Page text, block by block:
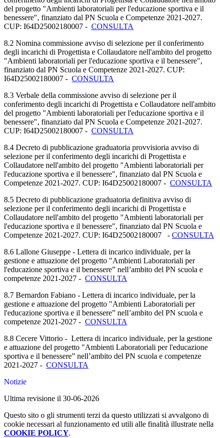
del progetto "Ambienti laboratoriali per l'educazione sportiva e il
benessere", finanziato dal PN Scuola e Competenze 2021-2027.
CUP: I64D25002180007 - CONSULTA
8.2 Nomina commissione avviso di selezione per il conferimento
degli incarichi di Progettista e Collaudatore nell'ambito del progetto
"Ambienti laboratoriali per l'educazione sportiva e il benessere",
finanziato dal PN Scuola e Competenze 2021-2027. CUP:
I64D25002180007 - CONSULTA
8.3 Verbale della commissione avviso di selezione per il
conferimento degli incarichi di Progettista e Collaudatore nell'ambito
del progetto "Ambienti laboratoriali per l'educazione sportiva e il
benessere", finanziato dal PN Scuola e Competenze 2021-2027.
CUP: I64D25002180007 - CONSULTA
8.4 Decreto di pubblicazione graduatoria provvisioria avviso di
selezione per il conferimento degli incarichi di Progettista e
Collaudatore nell'ambito del progetto "Ambienti laboratoriali per
l'educazione sportiva e il benessere", finanziato dal PN Scuola e
Competenze 2021-2027. CUP: I64D25002180007 - CONSULTA
8.5 Decreto di pubblicazione graduatoria definitiva avviso di
selezione per il conferimento degli incarichi di Progettista e
Collaudatore nell'ambito del progetto "Ambienti laboratoriali per
l'educazione sportiva e il benessere", finanziato dal PN Scuola e
Competenze 2021-2027. CUP: I64D25002180007 - CONSULTA
8.6 Lallone Giuseppe - Lettera di incarico individuale, per la
gestione e attuazione del progetto "Ambienti Laboratoriali per
l'educazione sportiva e il benessere” nell’ambito del PN scuola e
competenze 2021-2027 - CONSULTA
8.7 Bernardon Fabiano - Lettera di incarico individuale, per la
gestione e attuazione del progetto "Ambienti Laboratoriali per
l'educazione sportiva e il benessere” nell’ambito del PN scuola e
competenze 2021-2027 - CONSULTA
8.8 Cecere Vittorio - Lettera di incarico individuale, per la gestione
e attuazione del progetto "Ambienti Laboratoriali per l'educazione
sportiva e il benessere” nell’ambito del PN scuola e competenze
2021-2027 - CONSULTA
Notizie
Ultima revisione il 30-06-2026
Questo sito o gli strumenti terzi da questo utilizzati si avvalgono di
cookie necessari al funzionamento ed utili alle finalità illustrate nella
COOKIE POLICY.